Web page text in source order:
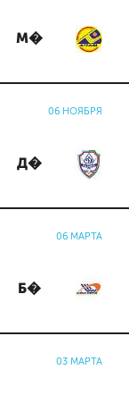
М�
06 НОЯБРЯ
Д�
06 МАРТА
Б�
03 МАРТА